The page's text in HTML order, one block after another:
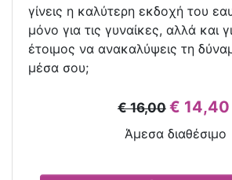
γίνεις η καλύτερη εκδοχή του
μόνο για τις γυναίκες, αλλά και
έτοιμος να ανακαλύψεις τη
μέσα σου;
€ 16,00 € 14,40
Άμεσα διαθέσιμο